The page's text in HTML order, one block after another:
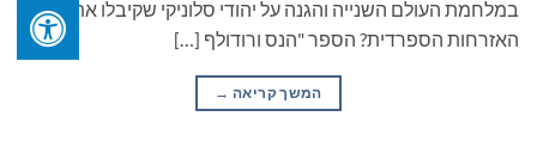
במלחמת העולם השנייה והגנה על יהודי סלוניקי שקיבלו את
האזרחות הספרדית? הספר "הנס ורודולף […]
המשך קריאה →